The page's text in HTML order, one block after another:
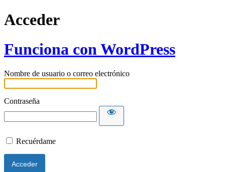
Acceder
Funciona con WordPress
Nombre de usuario o correo electrónico
Contraseña
Recuérdame